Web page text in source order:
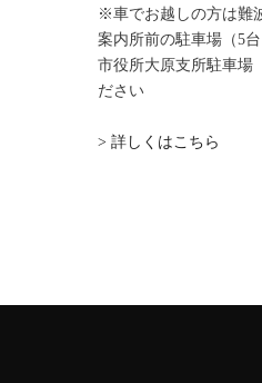
※車でお越しの方は難
案内所前の駐車場（5
市役所大原支所駐車場
ださい
> 詳しくはこちら